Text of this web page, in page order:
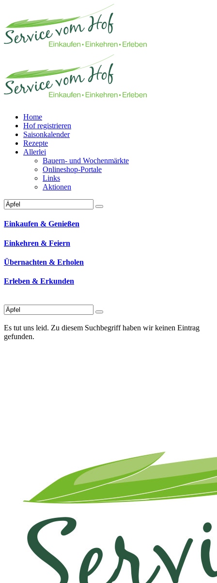
Home
Hof registrieren
Saisonkalender
Rezepte
Allerlei
Bauern- und Wochenmärkte
Onlineshop-Portale
Links
Aktionen
Technisches Feld: Suchfeld
Technisches Feld: Suchbutton
Suche absenden
Einkaufen & Genießen
Einkehren & Feiern
Übernachten & Erholen
Erleben & Erkunden
Es tut uns leid. Zu diesem Suchbegriff haben wir keinen Eintrag
gefunden.